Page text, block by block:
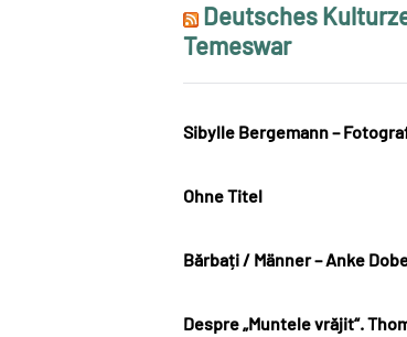
Deutsches
Temeswar
Sibylle Bergemann –
Ohne Titel
Bărbați / Männer – Anke
Despre „Muntele vrăjit“.